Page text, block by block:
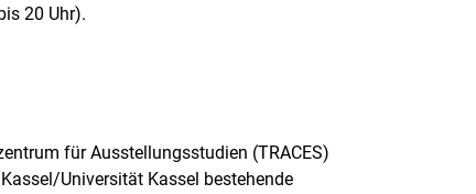
20 Uhr).
für Ausstellungsstudien (TRACES)
Universität Kassel bestehende